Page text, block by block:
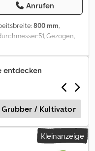
Anrufen
800 mm,
Gezogen,
KAT IIIHydraulische
STS Walze
Djdpszn D
entdecken
Grubber / Kultivator
Kleinanzeige